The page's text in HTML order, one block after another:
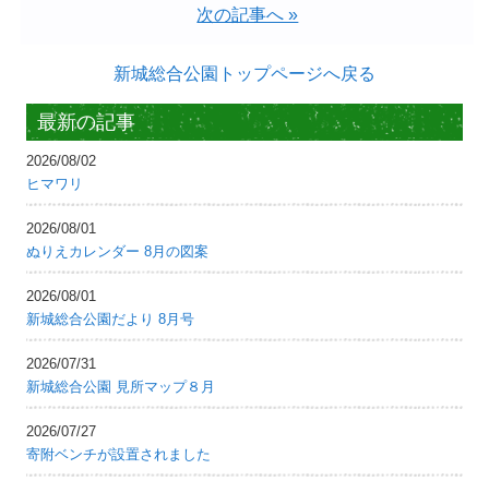
次の記事へ »
新城総合公園トップページへ戻る
最新の記事
2026/08/02
ヒマワリ
2026/08/01
ぬりえカレンダー 8月の図案
2026/08/01
新城総合公園だより 8月号
2026/07/31
新城総合公園 見所マップ８月
2026/07/27
寄附ベンチが設置されました